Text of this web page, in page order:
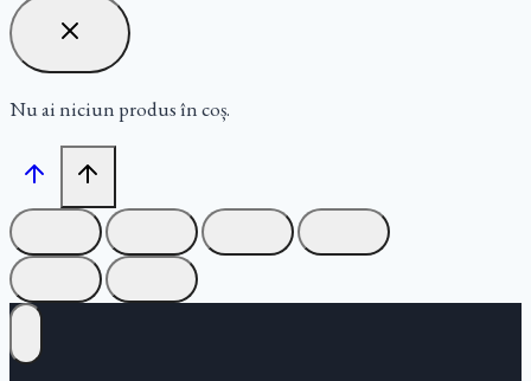
Nu ai niciun produs în coș.